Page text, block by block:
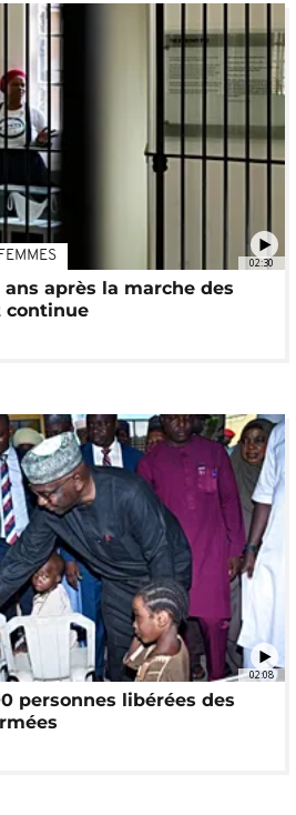
02:30
après la marche des
continue
02:08
personnes libérées des